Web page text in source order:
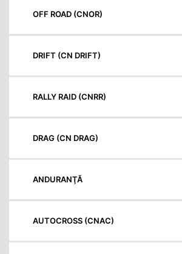
OFF ROAD (CNOR)
DRIFT (CN DRIFT)
RALLY RAID (CNRR)
DRAG (CN DRAG)
ANDURANŢĂ
AUTOCROSS (CNAC)